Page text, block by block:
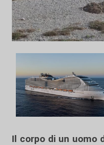
Il corpo di un uomo